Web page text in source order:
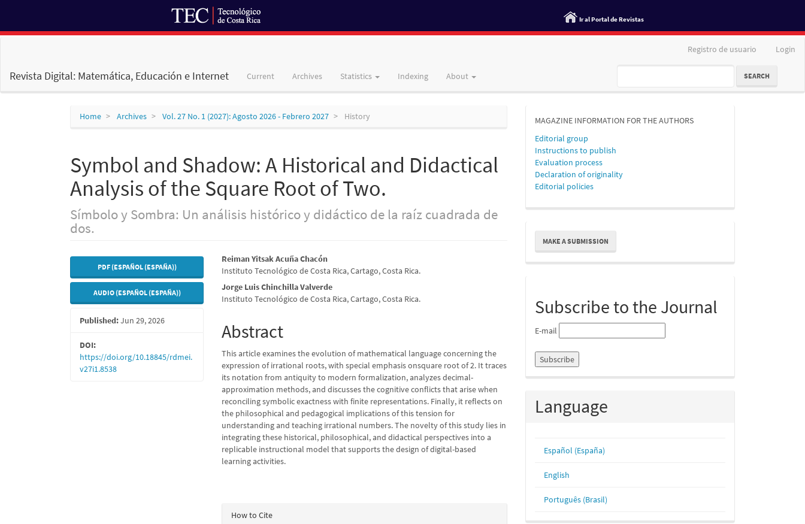
Ir al Portal de Revistas
Content
Registro de usuario Login
Revista Digital: Matemática, Educación e Internet Current Archives Statistics Indexing About SEARCH
Home Archives Vol. 27 No. 1 (2027): Agosto 2026 - Febrero 2027 History
Symbol and Shadow: A Historical and Didactical
Analysis of the Square Root of Two.
Símbolo y Sombra: Un análisis histórico y didáctico de la raíz cuadrada de
dos.
Article
Sidebar
PDF (ESPAÑOL (ESPAÑA))
AUDIO (ESPAÑOL (ESPAÑA))
Published:Jun 29, 2026
DOI:
https://doi.org/10.18845/rdmei.
v27i1.8538
Main
Article
Content
Reiman Yitsak Acuña Chacón
Instituto Tecnológico de Costa Rica, Cartago, Costa Rica.
Jorge Luis Chinchilla Valverde
Instituto Tecnológico de Costa Rica, Cartago, Costa Rica.
Abstract
This article examines the evolution of mathematical language concerning the
expression of irrational roots, with special emphasis onsquare root of 2. It traces
its notation from antiquity to modern formalization, analyzes decimal-
approximation methods, and discusses the cognitive conflicts that arise when
reconciling symbolic exactness with finite representations. Finally, it reflects on
the philosophical and pedagogical implications of this tension for
understanding and teaching irrational numbers. The novelty of this study lies in
integrating these historical, philosophical, and didactical perspectives into a
replicable instructional model that supports the design of digital-based
learning activities.
Article
How to Cite
MAGAZINE INFORMATION FOR THE AUTHORS
Editorial group
Instructions to publish
Evaluation process
Declaration of originality
Editorial policies
Make
Submission
MAKE A SUBMISSION
Subscribe to the Journal
E-mail
Language
Español (España)
English
Português (Brasil)